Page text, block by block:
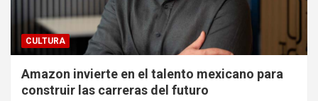
CULTURA
Amazon invierte en el talento mexicano para
construir las carreras del futuro